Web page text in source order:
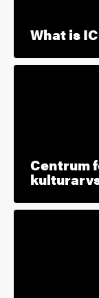
What is
Centrum